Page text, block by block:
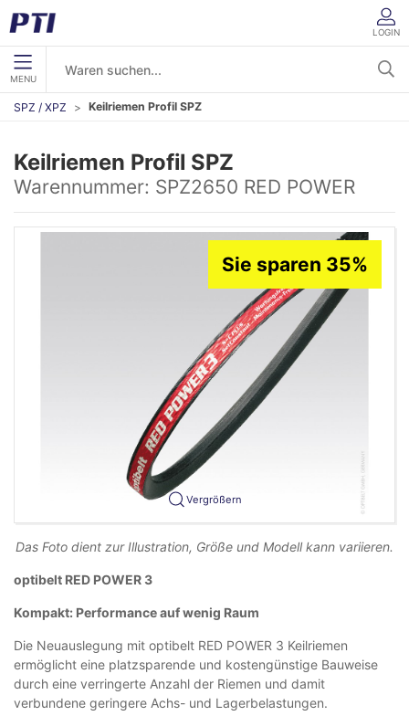
LOGIN
MENU
SPZ / XPZ Keilriemen Profil SPZ
Keilriemen Profil SPZ
Warennummer: SPZ2650 RED POWER
Vergrößern
Sie sparen 35%
Das Foto dient zur Illustration, Größe und Modell kann variieren.
optibelt RED POWER 3
Kompakt: Performance auf wenig Raum
Die Neuauslegung mit optibelt RED POWER 3 Keilriemen
ermöglicht eine platzsparende und kostengünstige Bauweise
durch eine verringerte Anzahl der Riemen und damit
verbundene geringere Achs- und Lagerbelastungen.